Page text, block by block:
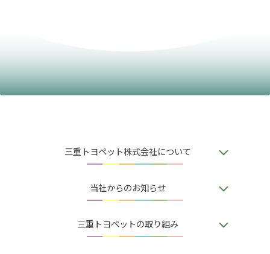
三重トヨペット株式会社について
当社からのお知らせ
三重トヨペットの取り組み